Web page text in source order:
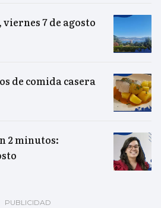
7 de agosto
de comida casera
2 minutos: